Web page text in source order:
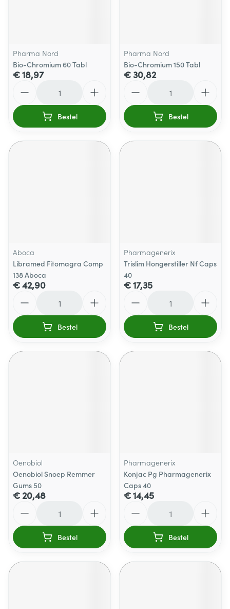
Pharma Nord
Bio-Chromium 60 Tabl
€ 18,97
Bestel
Pharma Nord
Bio-Chromium 150 Tabl
€ 30,82
Bestel
Aboca
Libramed Fitomagra Comp
138 Aboca
€ 42,90
Bestel
Pharmagenerix
Trislim Hongerstiller Nf Caps
40
€ 17,35
Bestel
Oenobiol
Oenobiol Snoep Remmer
Gums 50
€ 20,48
Bestel
Pharmagenerix
Konjac Pg Pharmagenerix
Caps 40
€ 14,45
Bestel